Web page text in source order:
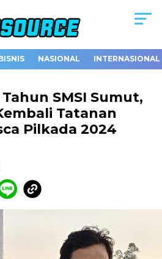
NASIONAL INTERNASIONAL
SMSI Sumut,
Tatanan
Pilkada 2024